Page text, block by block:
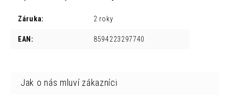
Záruka: 2 roky
EAN : 8594223297740